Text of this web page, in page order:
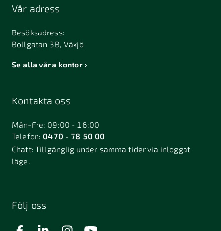
Vår adress
Besöksadress:
Bollgatan 3B, Växjö
Se alla våra kontor
Kontakta oss
Mån-Fre: 09:00 - 16:00
Telefon:0470 - 78 50 00
Chatt:Tillgänglig under samma tider via inloggat
läge.
Följ oss